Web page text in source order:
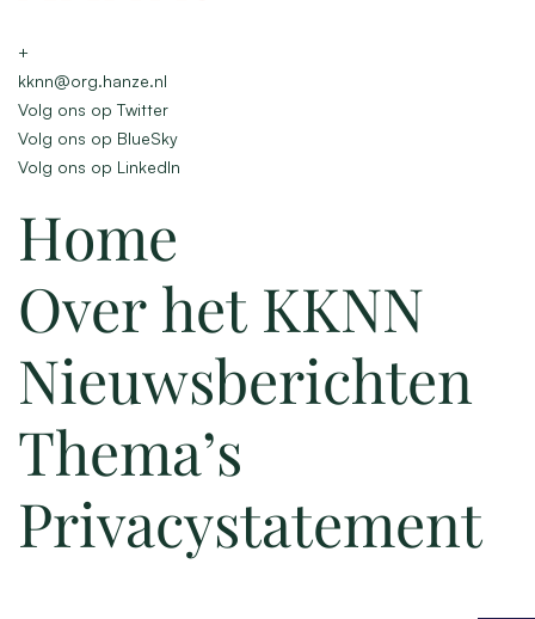
+
kknn@org.hanze.nl
Volg ons op Twitter
Volg ons op BlueSky
Volg ons op LinkedIn
Home
Over het KKNN
Nieuwsberichten
Thema’s
Privacystatement